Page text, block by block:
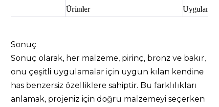
Ürünler
Sonuç
Sonuç olarak, her malzeme, pirinç, bronz ve bakır,
onu çeşitli uygulamalar için uygun kılan kendine
has benzersiz özelliklere sahiptir. Bu farklılıkları
anlamak, projeniz için doğru malzemeyi seçerken